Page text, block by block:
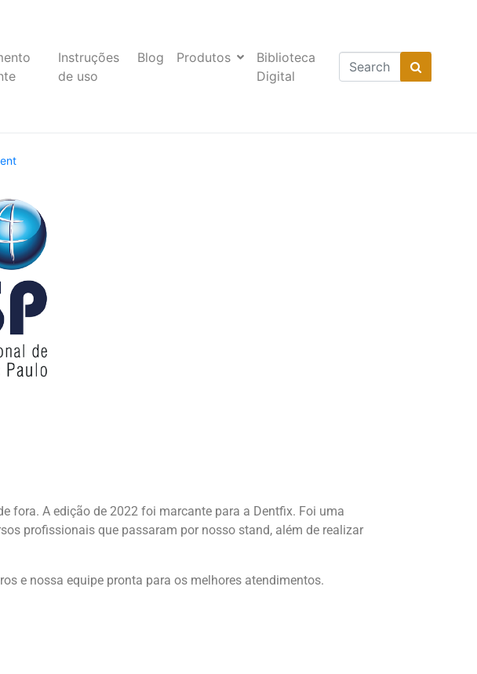
Instruções
de uso
Blog Produtos
Biblioteca
Digital
fora. A edição de 2022 foi marcante para a Dentfix. Foi uma
profissionais que passaram por nosso stand, além de realizar
e nossa equipe pronta para os melhores atendimentos.